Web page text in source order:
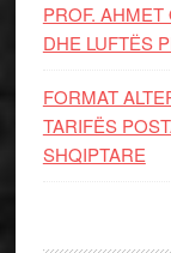
PROF.
DHE LUFTЁS
FORMAT
TARIFËS
SHQIPTARE